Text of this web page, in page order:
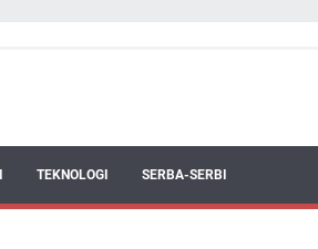
TEKNOLOGI SERBA-SERBI